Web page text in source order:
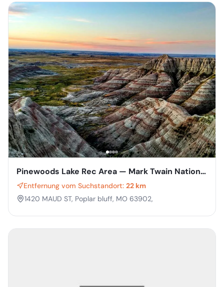
Pinewoods Lake Rec Area — Mark Twain National
Forest
Entfernung vom Suchstandort: 22 km
1420 MAUD ST, Poplar bluff, MO 63902,